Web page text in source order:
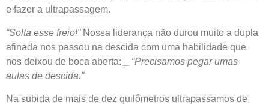
e fazer a ultrapassagem.
“Solta esse freio!”Nossa liderança não durou muito a dupla
afinada nos passou na descida com uma habilidade que
nos deixou de boca aberta:
_ “Precisamos pegar umas
aulas de descida.”
Na subida de mais de dez quilômetros ultrapassamos de